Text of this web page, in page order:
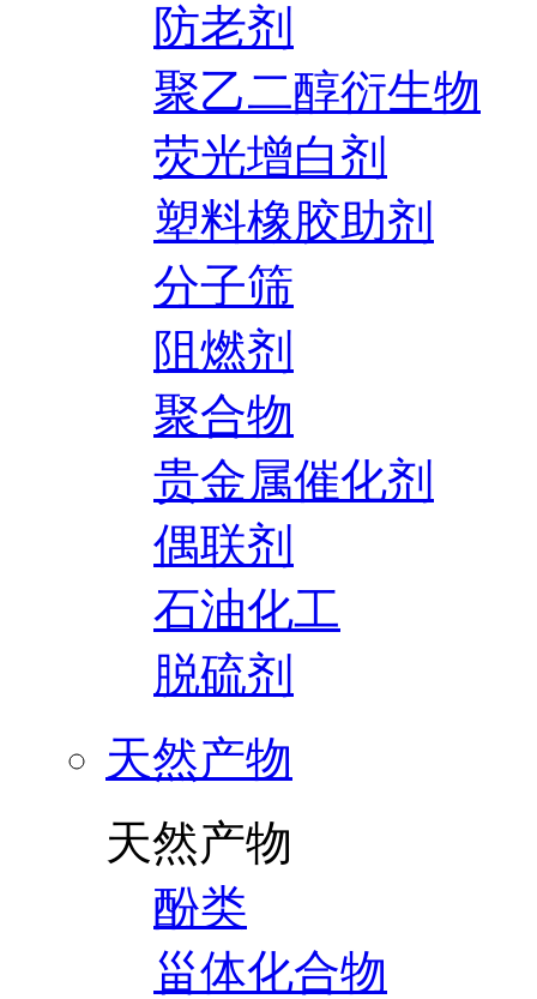
防老剂
聚乙二醇衍生物
荧光增白剂
塑料橡胶助剂
分子筛
阻燃剂
聚合物
贵金属催化剂
偶联剂
石油化工
脱硫剂
天然产物
天然产物
酚类
甾体化合物